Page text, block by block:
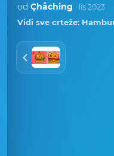
od Çhåching · lis 2023
Vidi sve crteže: